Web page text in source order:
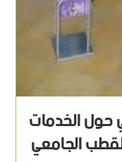
الخدمات
الجامعي